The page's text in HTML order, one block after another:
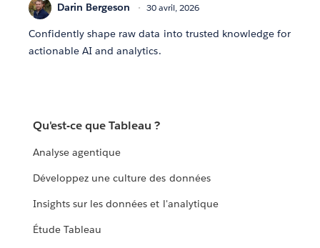
Darin Bergeson 30 avril, 2026
Confidently shape raw data into trusted knowledge for
actionable AI and analytics.
Qu'est-ce que Tableau ?
Analyse agentique
Développez une culture des données
Insights sur les données et l'analytique
Étude Tableau